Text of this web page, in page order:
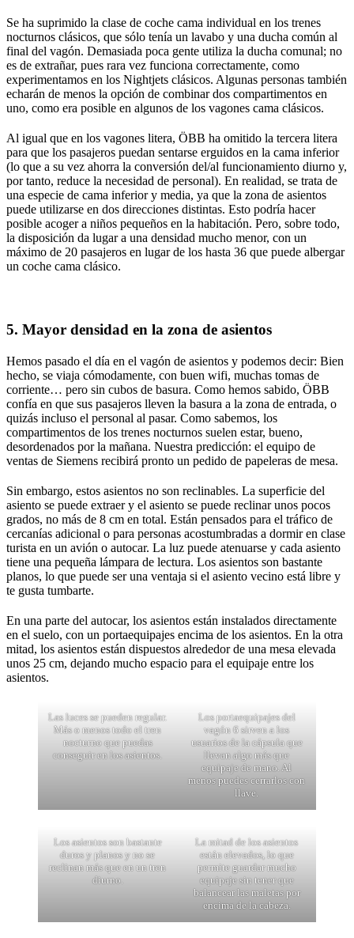
Se ha suprimido la clase de coche cama individual en los trenes
nocturnos clásicos, que sólo tenía un lavabo y una ducha común al
final del vagón. Demasiada poca gente utiliza la ducha comunal; no
es de extrañar, pues rara vez funciona correctamente, como
experimentamos en los Nightjets clásicos. Algunas personas también
echarán de menos la opción de combinar dos compartimentos en
uno, como era posible en algunos de los vagones cama clásicos.
Al igual que en los vagones litera, ÖBB ha omitido la tercera litera
para que los pasajeros puedan sentarse erguidos en la cama inferior
(lo que a su vez ahorra la conversión del/al funcionamiento diurno y,
por tanto, reduce la necesidad de personal). En realidad, se trata de
una especie de cama inferior y media, ya que la zona de asientos
puede utilizarse en dos direcciones distintas. Esto podría hacer
posible acoger a niños pequeños en la habitación. Pero, sobre todo,
la disposición da lugar a una densidad mucho menor, con un
máximo de 20 pasajeros en lugar de los hasta 36 que puede albergar
un coche cama clásico.
5. Mayor densidad en la zona de asientos
Hemos pasado el día en el vagón de asientos y podemos decir: Bien
hecho, se viaja cómodamente, con buen wifi, muchas tomas de
corriente… pero sin cubos de basura. Como hemos sabido, ÖBB
confía en que sus pasajeros lleven la basura a la zona de entrada, o
quizás incluso el personal al pasar. Como sabemos, los
compartimentos de los trenes nocturnos suelen estar, bueno,
desordenados por la mañana. Nuestra predicción: el equipo de
ventas de Siemens recibirá pronto un pedido de papeleras de mesa.
Sin embargo, estos asientos no son reclinables. La superficie del
asiento se puede extraer y el asiento se puede reclinar unos pocos
grados, no más de 8 cm en total. Están pensados para el tráfico de
cercanías adicional o para personas acostumbradas a dormir en clase
turista en un avión o autocar. La luz puede atenuarse y cada asiento
tiene una pequeña lámpara de lectura. Los asientos son bastante
planos, lo que puede ser una ventaja si el asiento vecino está libre y
te gusta tumbarte.
En una parte del autocar, los asientos están instalados directamente
en el suelo, con un portaequipajes encima de los asientos. En la otra
mitad, los asientos están dispuestos alrededor de una mesa elevada
unos 25 cm, dejando mucho espacio para el equipaje entre los
asientos.
Las luces se pueden regular.
Más o menos todo el tren
nocturno que puedas
conseguir en los asientos.
Los portaequipajes del
vagón 6 sirven a los
usuarios de la cápsula que
llevan algo más que
equipaje de mano. Al
menos puedes cerrarlos con
llave.
Los asientos son bastante
duros y planos y no se
reclinan más que en un tren
diurno.
La mitad de los asientos
están elevados, lo que
permite guardar mucho
equipaje sin tener que
balancear las maletas por
encima de la cabeza.